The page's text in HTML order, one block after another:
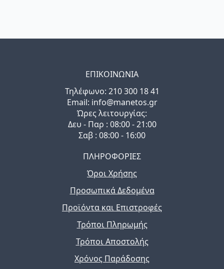
ΕΠΙΚΟΙΝΩΝΙΑ
Τηλέφωνo: 210 300 18 41
Email: info@manetos.gr
Ώρες λειτουργίας:
Δευ - Παρ : 08:00 - 21:00
Σαβ : 08:00 - 16:00
ΠΛΗΡΟΦΟΡΙΕΣ
Όροι Χρήσης
Προσωπικά Δεδομένα
Προϊόντα και Επιστροφές
Τρόποι Πληρωμής
Τρόποι Αποστολής
Χρόνος Παράδοσης